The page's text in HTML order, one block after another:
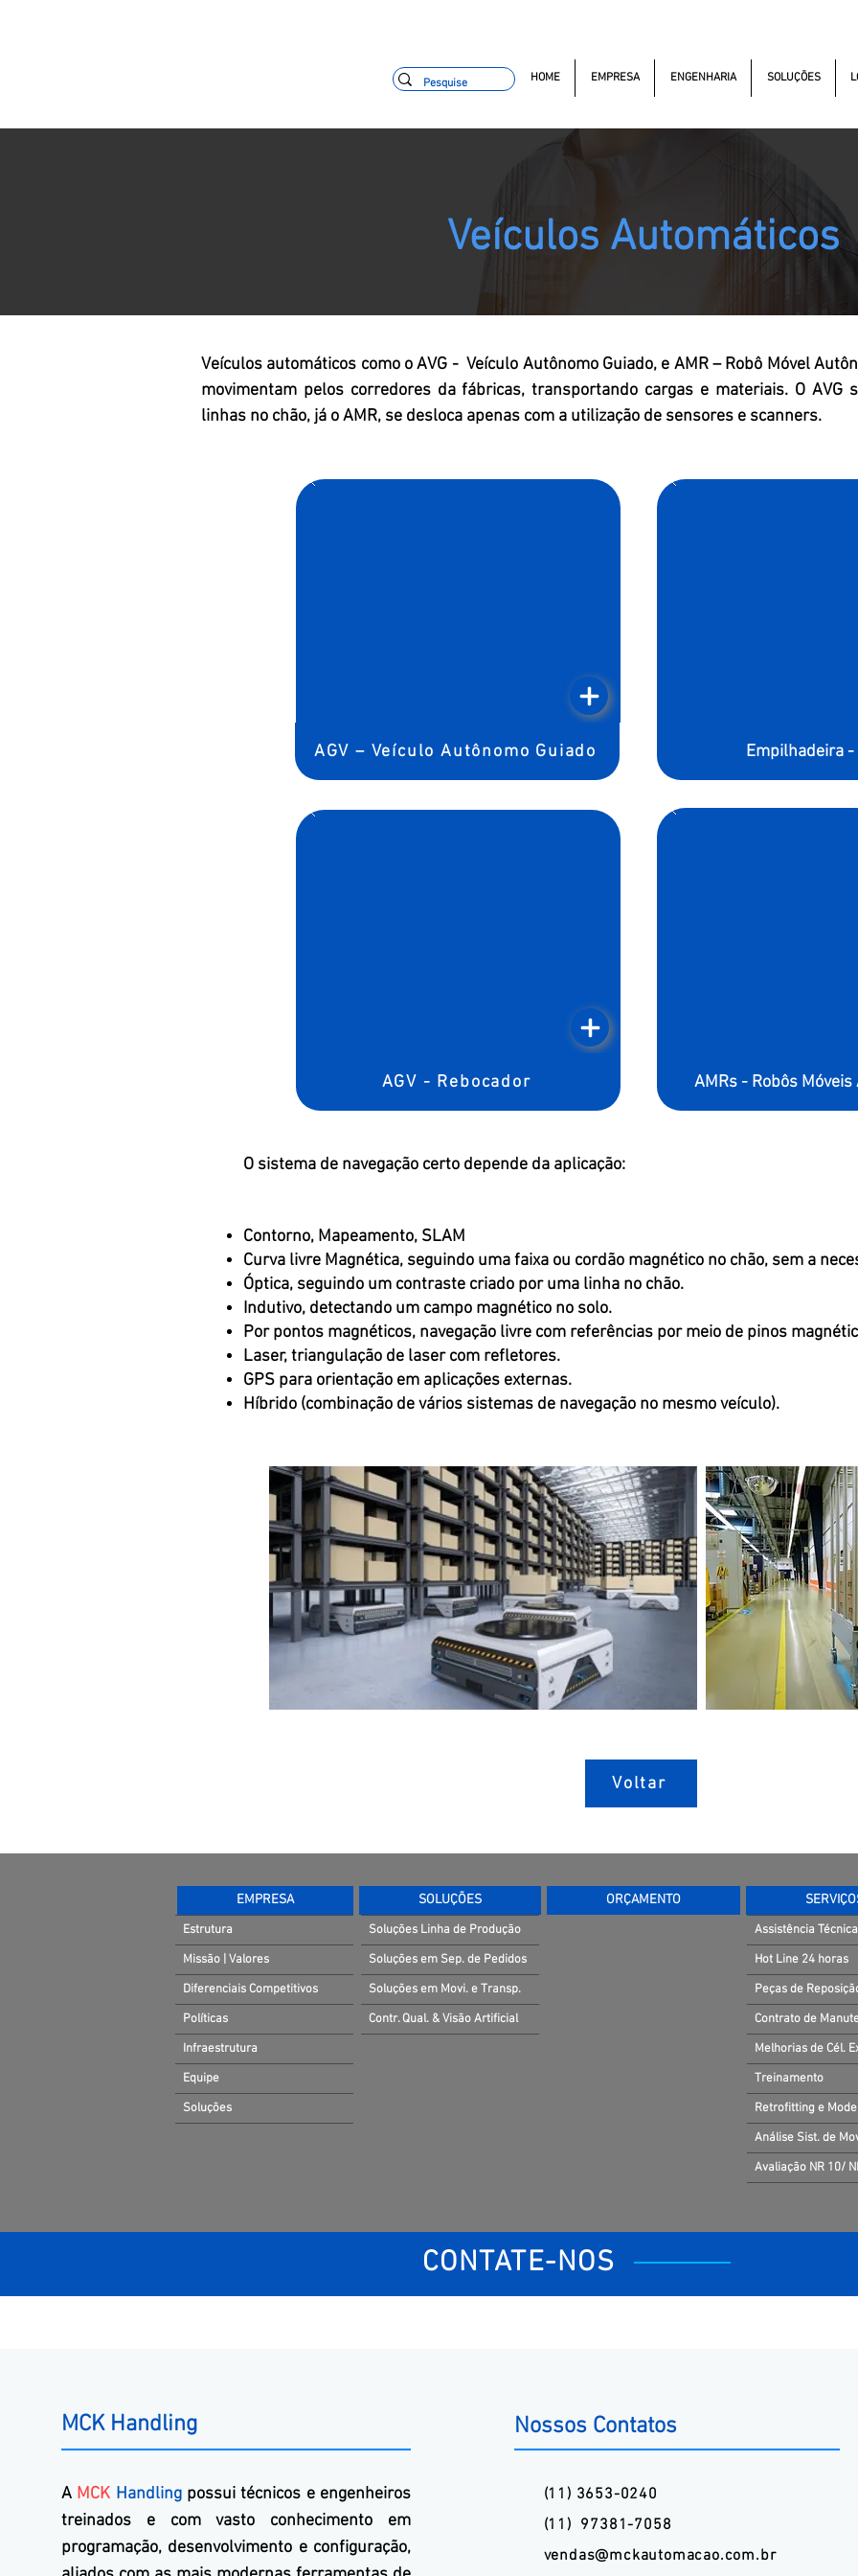
HOME EMPRESA ENGENHARIA SOLUÇÕES
Veículos Automáticos
Veículos automáticos como o AVG - Veículo Autônomo Guiado, e AMR – Robô Móvel
movimentam pelos corredores da fábricas, transportando cargas e materiais. O AVG
linhas no chão, já o AMR, se desloca apenas com a utilização de sensores e scanners.
AGV – Veículo Autônomo Guiado
AGV - Rebocador
Empilhadeira -
AMRs - Robôs
O sistema de navegação certo depende da aplicação:
Contorno, Mapeamento, SLAM
Curva livre Magnética, seguindo uma faixa ou cordão magnético no chão, sem a
Óptica, seguindo um contraste criado por uma linha no chão.
Indutivo, detectando um campo magnético no solo.
Por pontos magnéticos, navegação livre com referências por meio de pinos
Laser, triangulação de laser com refletores.
GPS para orientação em aplicações externas.
Híbrido (combinação de vários sistemas de navegação no mesmo veículo).
Voltar
EMPRESA SOLUÇÕES ORÇAMENTO
Estrutura
Missão | Valores
Diferenciais Competitivos
Políticas
Infraestrutura
Equipe
Soluções
Soluções Linha de Produção
Soluções em Sep. de Pedidos
Soluções em Movi. e Transp.
Contr. Qual. & Visão Artificial
Assistência Técnica
Hot Line 24 horas
Peças de
Contrato de
Melhorias de Cél.
Treinamento
Retrofitting e
Análise Sist. de
Avaliação NR 10/
CONTATE-NOS
MCK Handling
A MCK Handlingpossui técnicos e engenheiros
treinados e com vasto conhecimento em
programação, desenvolvimento e configuração,
Nossos Contatos
(11) 3653-0240
(11) 97381-7058
vendas@mckautomacao.com.br